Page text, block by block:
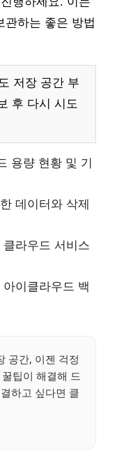
관하는 좋은 방법
저장 공간 부
후 다시 시도
용량 현황 및 기
데이터와 삭제
라우드 서비스
이클라우드 백
공간, 이젠 걱정
팁이 해결해 드
하고 싶다면 클